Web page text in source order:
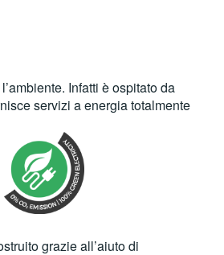
Infatti è ospitato da
servizi a energia totalmente
grazie all’aiuto di